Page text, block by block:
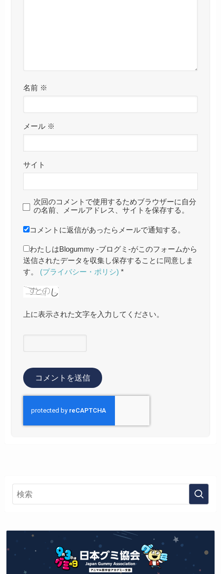
名前 ※
メール ※
サイト
次回のコメントで使用するためブラウザーに自分
の名前、メールアドレス、サイトを保存する。
コメントに返信があったらメールで通知する。
わたしはBlogummy -ブログミ-がこのフォームから
送信されたデータを収集し保存することに同意しま
す。 (プライバシー・ポリシ) *
上に表示された文字を入力してください。